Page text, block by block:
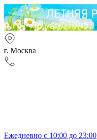
г. Москва
Ежедневно с 10:00 до 23:00